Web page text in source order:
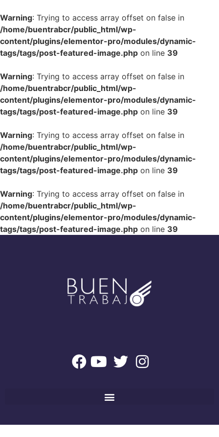
Warning: Trying to access array offset on false in
/home/buentrabcr/public_html/wp-
content/plugins/elementor-pro/modules/dynamic-
tags/tags/post-featured-image.php on line 39
Warning: Trying to access array offset on false in
/home/buentrabcr/public_html/wp-
content/plugins/elementor-pro/modules/dynamic-
tags/tags/post-featured-image.php on line 39
Warning: Trying to access array offset on false in
/home/buentrabcr/public_html/wp-
content/plugins/elementor-pro/modules/dynamic-
tags/tags/post-featured-image.php on line 39
Warning: Trying to access array offset on false in
/home/buentrabcr/public_html/wp-
content/plugins/elementor-pro/modules/dynamic-
tags/tags/post-featured-image.php on line 39